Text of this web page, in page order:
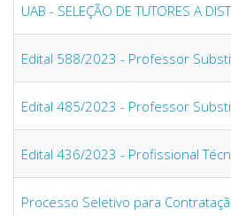
UAB - SELEÇÃO DE TUTORES A
Edital 588/2023 - Professor
Edital 485/2023 - Professor
Edital 436/2023 - Profissional
Processo Seletivo para